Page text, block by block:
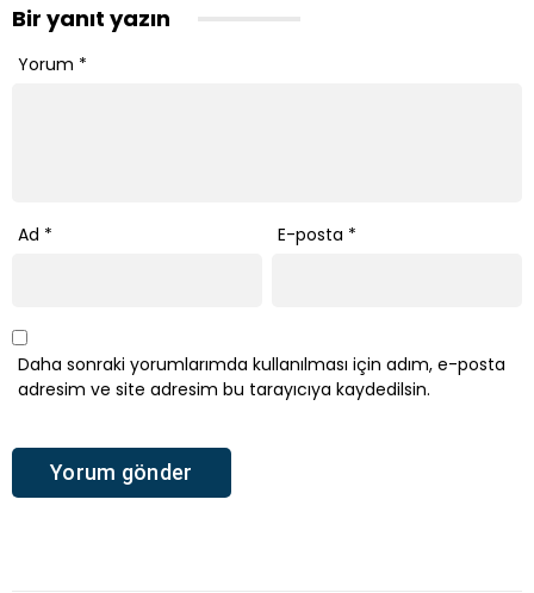
Bir yanıt yazın
Yorum *
Ad * E-posta *
Daha sonraki yorumlarımda kullanılması için adım, e-posta
adresim ve site adresim bu tarayıcıya kaydedilsin.